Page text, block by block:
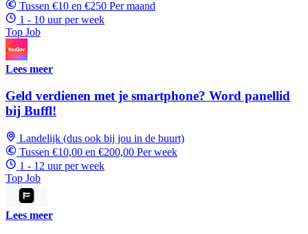
Tussen €10 en €250 Per maand
1 - 10 uur per week
Top Job
Lees meer
Geld verdienen met je smartphone? Word panellid
bij Buffl!
Landelijk (dus ook bij jou in de buurt)
Tussen €10,00 en €200,00 Per week
1 - 12 uur per week
Top Job
Lees meer